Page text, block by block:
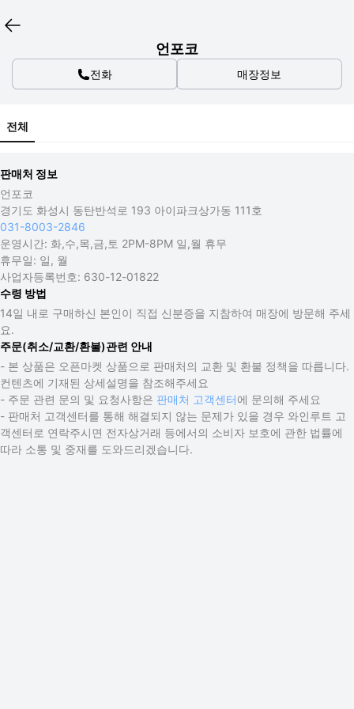
언포코
전화 매장정보
전체
판매처 정보
언포코
경기도 화성시 동탄반석로 193 아이파크상가동 111호
031-8003-2846
운영시간: 화,수,목,금,토 2PM-8PM 일,월 휴무
휴무일: 일, 월
사업자등록번호: 630-12-01822
수령 방법
14일 내로 구매하신 본인이 직접 신분증을 지참하여 매장에 방문해 주세
요.
주문(취소/교환/환불)관련 안내
- 본 상품은 오픈마켓 상품으로 판매처의 교환 및 환불 정책을 따릅니다.
컨텐츠에 기재된 상세설명을 참조해주세요
- 주문 관련 문의 및 요청사항은 판매처 고객센터에 문의해 주세요
- 판매처 고객센터를 통해 해결되지 않는 문제가 있을 경우 와인루트 고
객센터로 연락주시면 전자상거래 등에서의 소비자 보호에 관한 법률에
따라 소통 및 중재를 도와드리겠습니다.